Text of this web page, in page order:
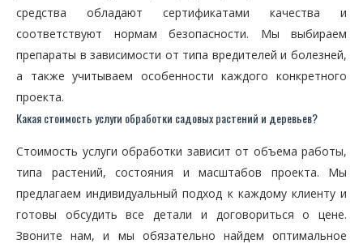
средства обладают сертификатами качества и
соответствуют нормам безопасности. Мы выбираем
препараты в зависимости от типа вредителей и болезней,
а также учитываем особенности каждого конкретного
проекта.
Какая стоимость услуги обработки садовых растений и деревьев?
Стоимость услуги обработки зависит от объема работы,
типа растений, состояния и масштабов проекта. Мы
предлагаем индивидуальный подход к каждому клиенту и
готовы обсудить все детали и договориться о цене.
Звоните нам, и мы обязательно найдем оптимальное